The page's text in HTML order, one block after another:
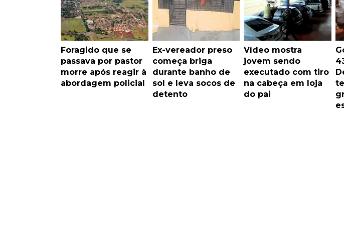
Foragido que se
passava por pastor
morre após reagir à
abordagem policial
Ex-vereador preso
começa briga
durante banho de
sol e leva socos de
detento
Vídeo mostra
jovem sendo
executado com tiro
na cabeça em loja
do pai